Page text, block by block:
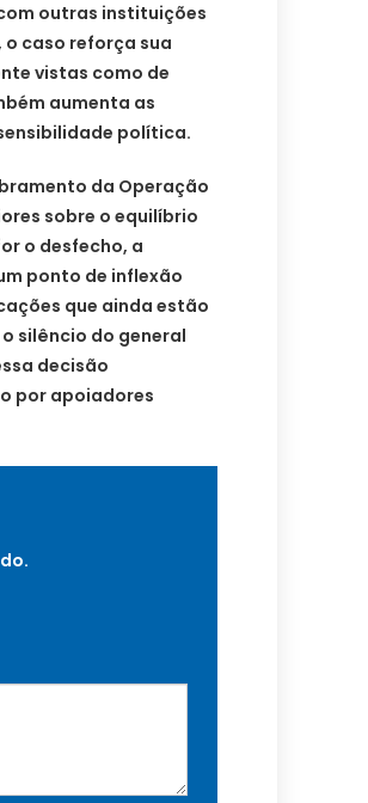
outras instituições
o caso reforça sua
vistas como de
aumenta as
política.
da Operação
sobre o equilíbrio
o desfecho, a
ponto de inflexão
que ainda estão
silêncio do general
decisão
por apoiadores